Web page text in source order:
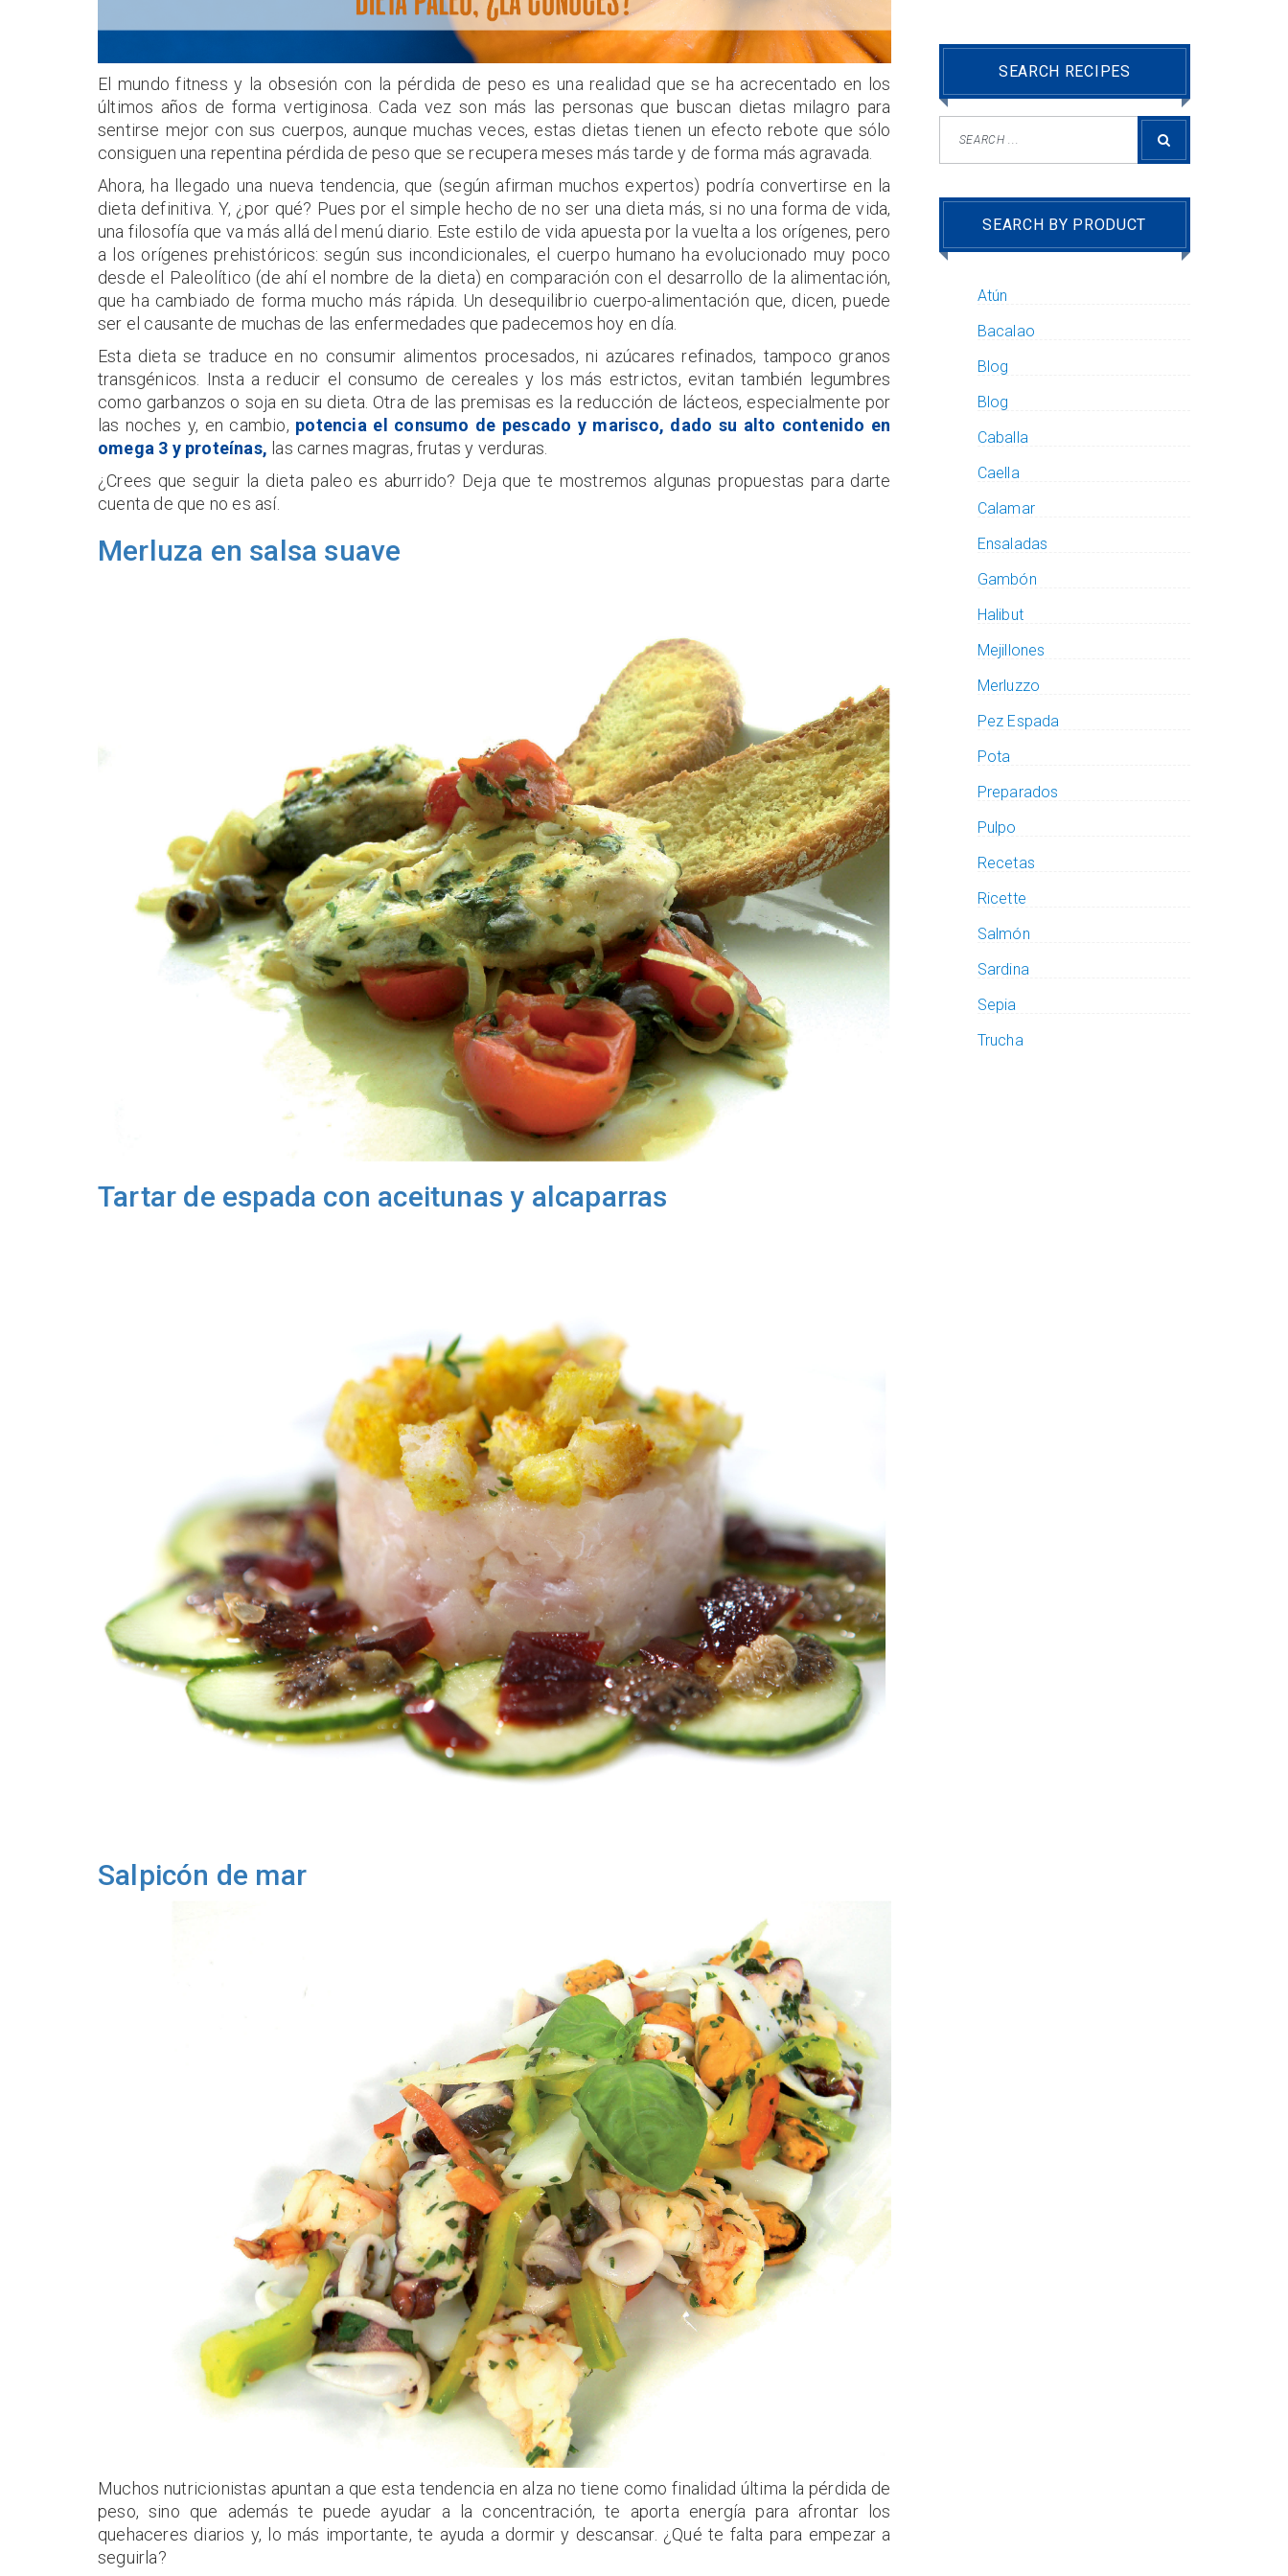
El mundo fitness y la obsesión con la pérdida de peso es una realidad que se ha acrecentado en los
últimos años de forma vertiginosa. Cada vez son más las personas que buscan dietas milagro para
sentirse mejor con sus cuerpos, aunque muchas veces, estas dietas tienen un efecto rebote que sólo
consiguen una repentina pérdida de peso que se recupera meses más tarde y de forma más agravada.
Ahora, ha llegado una nueva tendencia, que (según afirman muchos expertos) podría convertirse en la
dieta definitiva. Y, ¿por qué? Pues por el simple hecho de no ser una dieta más, si no una forma de vida,
una filosofía que va más allá del menú diario. Este estilo de vida apuesta por la vuelta a los orígenes, pero
a los orígenes prehistóricos: según sus incondicionales, el cuerpo humano ha evolucionado muy poco
desde el Paleolítico (de ahí el nombre de la dieta) en comparación con el desarrollo de la alimentación,
que ha cambiado de forma mucho más rápida. Un desequilibrio cuerpo-alimentación que, dicen, puede
ser el causante de muchas de las enfermedades que padecemos hoy en día.
Esta dieta se traduce en no consumir alimentos procesados, ni azúcares refinados, tampoco granos
transgénicos. Insta a reducir el consumo de cereales y los más estrictos, evitan también legumbres
como garbanzos o soja en su dieta. Otra de las premisas es la reducción de lácteos, especialmente por
las noches y, en cambio, potencia el consumo de pescado y marisco, dado su alto contenido en
omega 3 y proteínas, las carnes magras, frutas y verduras.
¿Crees que seguir la dieta paleo es aburrido? Deja que te mostremos algunas propuestas para darte
cuenta de que no es así.
Merluza en salsa suave
Tartar de espada con aceitunas y alcaparras
Salpicón de mar
Muchos nutricionistas apuntan a que esta tendencia en alza no tiene como finalidad última la pérdida de
peso, sino que además te puede ayudar a la concentración, te aporta energía para afrontar los
quehaceres diarios y, lo más importante, te ayuda a dormir y descansar. ¿Qué te falta para empezar a
seguirla?
SEARCH RECIPES
SEARCH BY PRODUCT
Atún
Bacalao
Blog
Blog
Caballa
Caella
Calamar
Ensaladas
Gambón
Halibut
Mejillones
Merluzzo
Pez Espada
Pota
Preparados
Pulpo
Recetas
Ricette
Salmón
Sardina
Sepia
Trucha